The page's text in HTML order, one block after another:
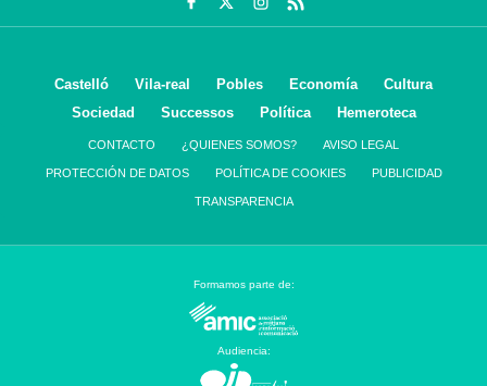
Castelló Vila-real Pobles Economía
Cultura
Sociedad
Successos Política Hemeroteca
CONTACTO ¿QUIENES SOMOS? AVISO LEGAL
PROTECCIÓN DE DATOS POLÍTICA DE COOKIES PUBLICIDAD
TRANSPARENCIA
Formamos parte de:
Audiencia: